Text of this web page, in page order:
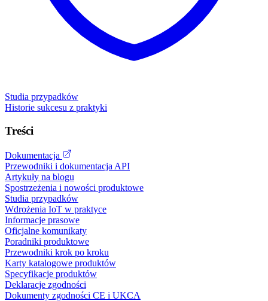
Studia przypadków
Historie sukcesu z praktyki
Treści
Dokumentacja
Przewodniki i dokumentacja API
Artykuły na blogu
Spostrzeżenia i nowości produktowe
Studia przypadków
Wdrożenia IoT w praktyce
Informacje prasowe
Oficjalne komunikaty
Poradniki produktowe
Przewodniki krok po kroku
Karty katalogowe produktów
Specyfikacje produktów
Deklaracje zgodności
Dokumenty zgodności CE i UKCA